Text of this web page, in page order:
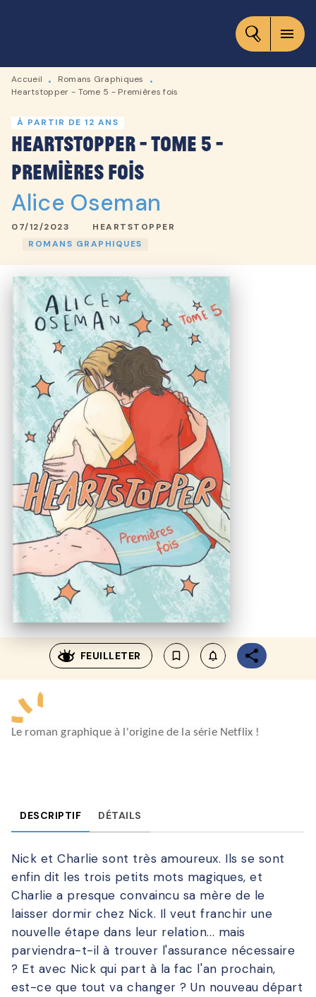
CONTENU
menu
Accueil • Romans Graphiques
•
Heartstopper - Tome 5 - Premières fois
À PARTIR DE 12 ANS
Heartstopper - Tome 5 -
Premières fois
Alice Oseman
07/12/2023
HEARTSTOPPER
ROMANS GRAPHIQUES
FEUILLETER bookmark_border
Le roman graphique à l'origine de la série Netflix !
DESCRIPTIF DÉTAILS
Nick et Charlie sont très amoureux. Ils se sont
enfin dit les trois petits mots magiques, et
Charlie a presque convaincu sa mère de le
laisser dormir chez Nick. Il veut franchir une
nouvelle étape dans leur relation... mais
parviendra-t-il à trouver l'assurance nécessaire
? Et avec Nick qui part à la fac l'an prochain,
est-ce que tout va changer ? Un nouveau départ